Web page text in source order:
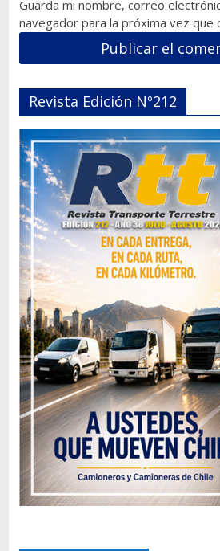
Guarda mi nombre, correo
navegador para la próxima vez que
Revista Edición Nº212